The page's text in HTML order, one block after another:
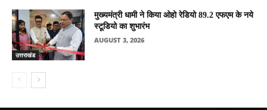
उत्तराखंड
मुख्यमंत्री धामी ने किया ओहो रेडियो 89.2 एफएम के नये
स्टूडियो का शुभारंभ
AUGUST 3, 2026